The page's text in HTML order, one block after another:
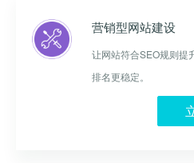
营销型网站建设
让网站符合SEO规则提
排名更稳定。